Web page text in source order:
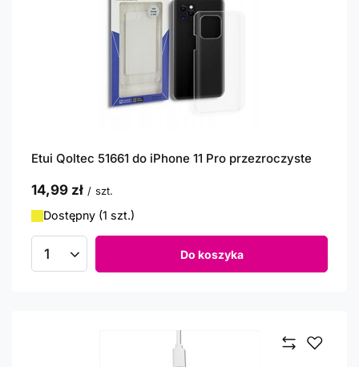
Etui Qoltec 51661 do iPhone 11 Pro przezroczyste
14,99 zł / szt.
Dostępny (1 szt.)
Ilość produktów Do koszyka